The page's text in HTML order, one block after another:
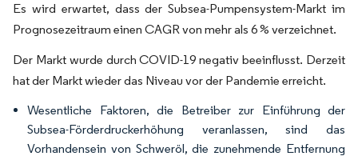
Es wird erwartet, dass der Subsea-Pumpensystem-Markt im
Prognosezeitraum einen CAGR von mehr als 6 % verzeichnet.
Der Markt wurde durch COVID-19 negativ beeinflusst. Derzeit
hat der Markt wieder das Niveau vor der Pandemie erreicht.
Wesentliche Faktoren, die Betreiber zur Einführung der
Subsea-Förderdruckerhöhung veranlassen, sind das
Vorhandensein von Schweröl, die zunehmende Entfernung